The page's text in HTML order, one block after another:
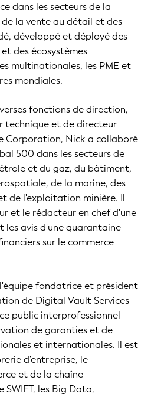
dans les secteurs de la
la vente au détail et des
développé et déployé des
des écosystèmes
multinationales, les PME et
mondiales.
fonctions de direction,
technique et de directeur
Corporation, Nick a collaboré
500 dans les secteurs de
et du gaz, du bâtiment,
de la marine, des
de l'exploitation minière. Il
et le rédacteur en chef d'une
les avis d'une quarantaine
sur le commerce
fondatrice et président
de Digital Vault Services
public interprofessionnel
de garanties et de
et internationales. Il est
d'entreprise, le
et de la chaîne
les Big Data,